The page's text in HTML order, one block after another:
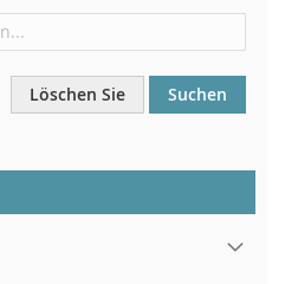
Löschen Sie Suchen